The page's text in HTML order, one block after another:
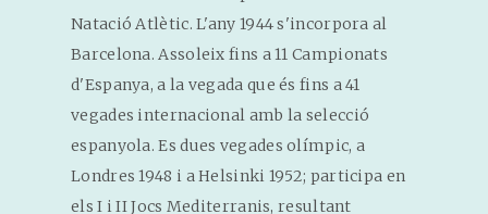
Natació Atlètic. L'any 1944 s'incorpora al
Barcelona. Assoleix fins a 11 Campionats
d'Espanya, a la vegada que és fins a 41
vegades internacional amb la selecció
espanyola. Es dues vegades olímpic, a
Londres 1948 i a Helsinki 1952; participa en
els I i II Jocs Mediterranis, resultant